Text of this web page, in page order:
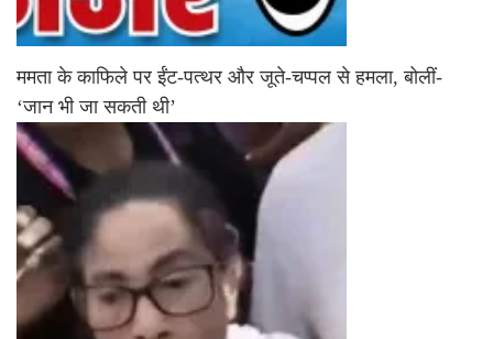
ममता के काफिले पर ईंट-पत्थर और जूते-चप्पल से हमला, बोलीं-
‘जान भी जा सकती थी’